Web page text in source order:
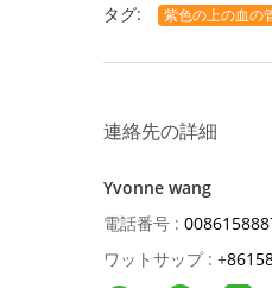
タグ: 紫色の上の血の
連絡先の詳細
Yvonne wang
電話番号 :
ワットサップ : +